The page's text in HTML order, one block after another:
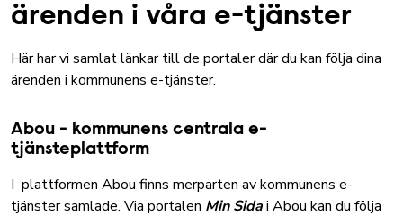
ärenden i våra e-tjänster
Här har vi samlat länkar till de portaler där du kan följa dina
ärenden i kommunens e-tjänster.
Abou - kommunens centrala e-
tjänsteplattform
I plattformen Abou finns merparten av kommunens e-
tjänster samlade. Via portalen Min Sidai Abou kan du följa